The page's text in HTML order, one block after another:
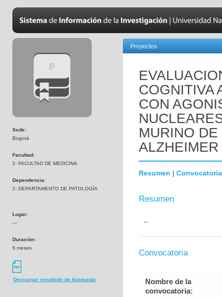
Sede:
Bogotá
Facultad:
2- FACULTAD DE MEDICINA
Dependencia:
2- DEPARTAMENTO DE PATOLOGÍA
Lugar:
---
Duración:
6 meses
Descargar resultado de búsqueda
Proyectos
COGNITIVA
CON
MURINO
Resumen | Convocatoria
Resumen
--
Convocatoria
Nombre de la
convocatoria: